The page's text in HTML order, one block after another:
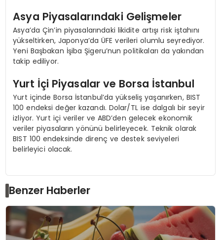
Asya Piyasalarındaki Gelişmeler
Asya’da Çin’in piyasalarındaki likidite artışı risk iştahını
yükseltirken, Japonya’da ÜFE verileri olumlu seyrediyor.
Yeni Başbakan İşiba Şigeru’nun politikaları da yakından
takip ediliyor.
Yurt İçi Piyasalar ve Borsa İstanbul
Yurt içinde Borsa İstanbul’da yükseliş yaşanırken, BIST
100 endeksi değer kazandı. Dolar/TL ise dalgalı bir seyir
izliyor. Yurt içi veriler ve ABD’den gelecek ekonomik
veriler piyasaların yönünü belirleyecek. Teknik olarak
BIST 100 endeksinde direnç ve destek seviyeleri
belirleyici olacak.
Benzer Haberler